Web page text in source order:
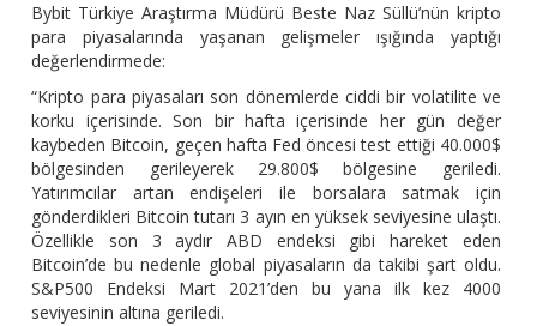
Bybit Türkiye Araştırma Müdürü Beste Naz Süllü’nün kripto
para piyasalarında yaşanan gelişmeler ışığında yaptığı
değerlendirmede:
“Kripto para piyasaları son dönemlerde ciddi bir volatilite ve
korku içerisinde. Son bir hafta içerisinde her gün değer
kaybeden Bitcoin, geçen hafta Fed öncesi test ettiği 40.000$
bölgesinden gerileyerek 29.800$ bölgesine geriledi.
Yatırımcılar artan endişeleri ile borsalara satmak için
gönderdikleri Bitcoin tutarı 3 ayın en yüksek seviyesine ulaştı.
Özellikle son 3 aydır ABD endeksi gibi hareket eden
Bitcoin’de bu nedenle global piyasaların da takibi şart oldu.
S&P500 Endeksi Mart 2021’den bu yana ilk kez 4000
seviyesinin altına geriledi.